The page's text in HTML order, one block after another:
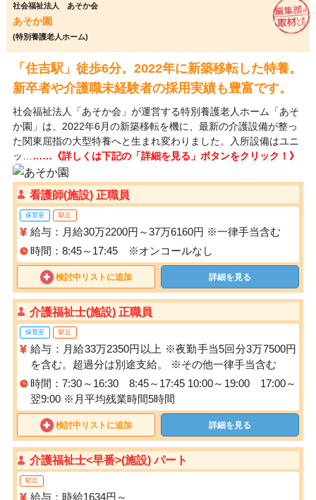
社会福祉法人 あそか会
あそか園
(特別養護老人ホーム)
「住吉駅」徒歩6分。2022年に新築移転した特養。
新卒者や介護職未経験者の採用実績も豊富です。
社会福祉法人「あそか会」が運営する特別養護老人ホーム「あそ
か園」は、2022年6月の新築移転を機に、最新の介護設備が整っ
た関東屈指の大型特養へと生まれ変わりました。入所設備はユニ
ッ… ……《詳しくは下記の「詳細を見る」ボタンをクリック！》
看護師(施設) 正職員
保育室 駅近
給与：月給30万2200円～37万6160円 ※一律手当含む
時間：8:45～17:45 ※オンコールなし
検討中リストに追加 詳細を見る
介護福祉士(施設) 正職員
保育室 駅近
給与：月給33万2350円以上 ※夜勤手当5回分3万7500円
を含む。超過分は別途支給。 ※その他一律手当含む
時間：7:30～16:30 8:45～17:45 10:00～19:00 17:00～
翌9:00 ※月平均残業時間5時間
検討中リストに追加 詳細を見る
介護福祉士<早番>(施設) パート
駅近
給与：時給1634円～